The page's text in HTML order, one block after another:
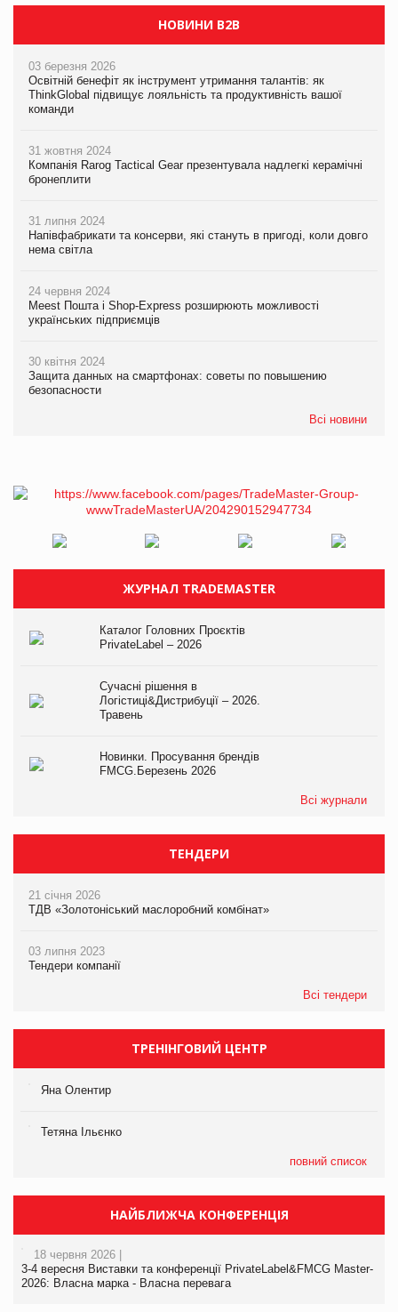
НОВИНИ B2B
03 березня 2026
Освітній бенефіт як інструмент утримання талантів: як
ThinkGlobal підвищує лояльність та продуктивність вашої
команди
31 жовтня 2024
Компанія Rarog Tactical Gear презентувала надлегкі керамічні
бронеплити
31 липня 2024
Напівфабрикати та консерви, які стануть в пригоді, коли довго
нема світла
24 червня 2024
Meest Пошта і Shop-Express розширюють можливості
українських підприємців
30 квітня 2024
Защита данных на смартфонах: советы по повышению
безопасности
Всі новини
ЖУРНАЛ TRADEMASTER
Каталог Головних Проєктів
PrivateLabel – 2026
Сучасні рішення в
Логістиці&Дистрибуції – 2026.
Травень
Новинки. Просування брендів
FMCG.Березень 2026
Всі журнали
ТЕНДЕРИ
21 січня 2026
ТДВ «Золотоніський маслоробний комбінат»
03 липня 2023
Тендери компанії
Всі тендери
ТРЕНІНГОВИЙ ЦЕНТР
Яна Олентир
Тетяна Ільєнко
повний список
НАЙБЛИЖЧА КОНФЕРЕНЦІЯ
18 червня 2026 |
3-4 вересня Виставки та конференції PrivateLabel&FMCG Master-
2026: Власна марка - Власна перевага